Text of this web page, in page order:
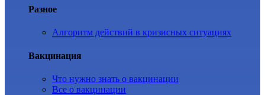
Разное
Алгоритм действий в кризисных ситуациях
Вакцинация
Что нужно знать о вакцинации
Все о вакцинации